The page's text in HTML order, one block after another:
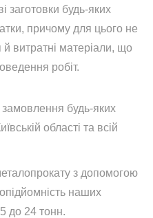
заготовки будь-яких
причому для цього не
витратні матеріали, що
робіт.
будь-яких
області та всій
з допомогою
наших
до 24 тонн.